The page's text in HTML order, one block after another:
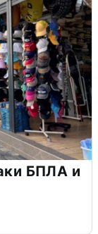
БПЛА и